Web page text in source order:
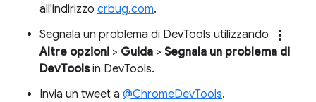
all'indirizzo crbug.com.
Segnala un problema di DevTools utilizzando
more_vert
Altre opzioni > Guida > Segnala un problema di
DevToolsin DevTools.
Invia un tweet a @ChromeDevTools.